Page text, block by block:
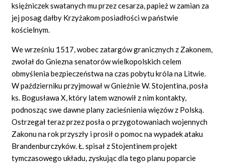
księżniczek swatanych mu przez cesarza, papież w zamian za
jej posag dałby Krzyżakom posiadłości w państwie
kościelnym.
We wrześniu 1517, wobec zatargów granicznych z Zakonem,
zwołał do Gniezna senatorów wielkopolskich celem
obmyślenia bezpieczeństwa na czas pobytu króla na Litwie.
W październiku przyjmował w Gnieźnie W. Stojentina, posła
ks. Bogusława X, który latem wznowił z nim kontakty,
podnosząc swe dawne plany zacieśnienia więzów z Polską.
Ostrzegał teraz przez posła o przygotowaniach wojennych
Zakonu na rok przyszły i prosił o pomoc na wypadek ataku
Brandenburczyków. Ł. spisał z Stojentinem projekt
tymczasowego układu, zyskując dla tego planu poparcie